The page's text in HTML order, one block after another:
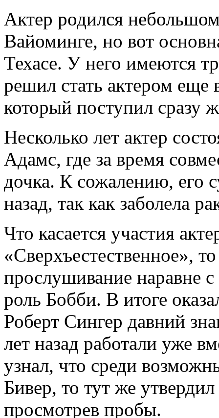
Актер родился
Вайоминге, но вот
Техасе. У него имеются
решил стать актером еще
который поступил сразу
Несколько лет актер
Адамс, где за время
дочка. К сожалению, его
назад, так как заболела
Что касается участия
«Сверхъестественное»,
прослушивание наравне
роль Бобби. В итоге
Роберт Сингер давний
лет назад работали уже
узнал, что среди
Бивер, то тут же
просмотрев пробы.